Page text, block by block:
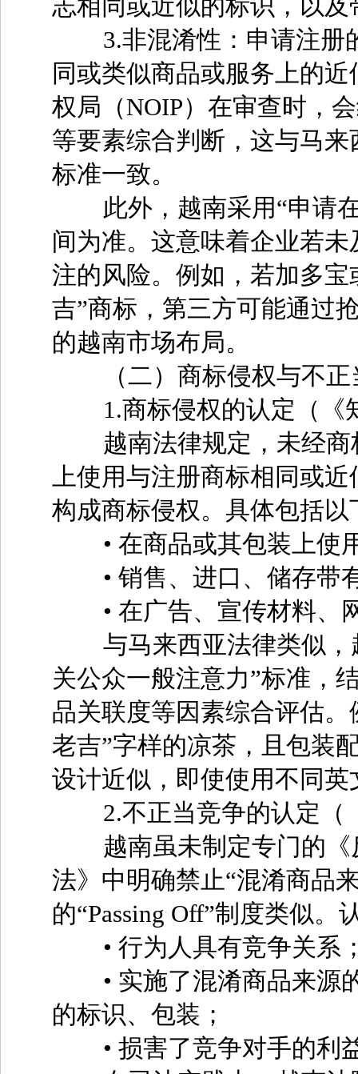
志相同或近似的标识，以
3.非混淆性：申请注册
同或类似商品或服务上的
权局（NOIP）在审查时，
等要素综合判断，这与马来
标准一致。
此外，越南采用“申请在
间为准。这意味着企业若
注的风险。例如，若加多
吉”商标，第三方可能通过
的越南市场布局。
（二）商标侵权与不正
1.商标侵权的认定（《
越南法律规定，未经商
上使用与注册商标相同或
构成商标侵权。具体包括以
• 在商品或其包装上使
• 销售、进口、储存带
• 在广告、宣传材料、
与马来西亚法律类似，
关公众一般注意力”标准，
品关联度等因素综合评估
老吉”字样的凉茶，且包装
设计近似，即使使用不同
2.不正当竞争的认定（
越南虽未制定专门的《
法》中明确禁止“混淆商品
的“Passing Off”制度类似
• 行为人具有竞争关系
• 实施了混淆商品来源
的标识、包装；
• 损害了竞争对手的利